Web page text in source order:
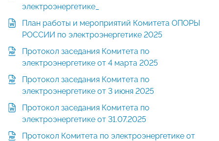
электроэнергетике_
План работы и мероприятий Комитета ОПОРЫ
РОССИИ по электроэнергетике 2025
Протокол заседания Комитета по
электроэнергетике от 4 марта 2025
Протокол заседания Комитета по
электроэнергетике от 3 июня 2025
Протокол заседания Комитета по
электроэнергетике от 31.07.2025
Протокол Комитета по электроэнергетике от